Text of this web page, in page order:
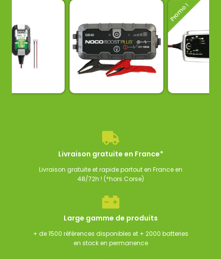
Promo !
Livraison gratuite en France*
Livraison gratuite et rapide partout en France en
48/72h ! (*hors Corse)
Large gamme de produits
+ de 1500 références disponibles et + 2000 batteries
en stock en permanence